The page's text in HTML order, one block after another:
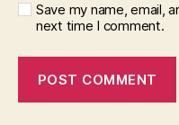
Save my name, email,
next time I comment.